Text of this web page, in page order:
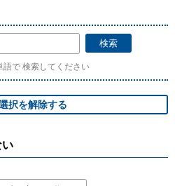
で 検索してください